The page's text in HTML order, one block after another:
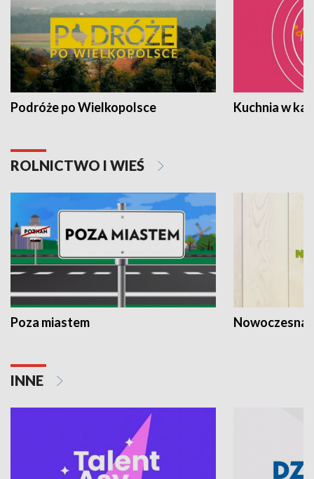
Podróże po Wielkopolsce Kuchnia w
ROLNICTWO I WIEŚ
Poza miastem Nowoczesna
INNE